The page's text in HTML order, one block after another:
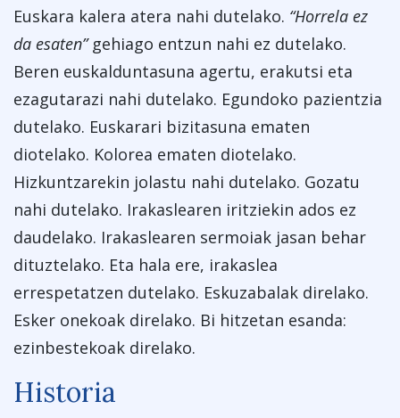
Euskara kalera atera nahi dutelako. “Horrela ez
da esaten”gehiago entzun nahi ez dutelako.
Beren euskalduntasuna agertu, erakutsi eta
ezagutarazi nahi dutelako. Egundoko pazientzia
dutelako. Euskarari bizitasuna ematen
diotelako. Kolorea ematen diotelako.
Hizkuntzarekin jolastu nahi dutelako. Gozatu
nahi dutelako. Irakaslearen iritziekin ados ez
daudelako. Irakaslearen sermoiak jasan behar
dituztelako. Eta hala ere, irakaslea
errespetatzen dutelako. Eskuzabalak direlako.
Esker onekoak direlako. Bi hitzetan esanda:
ezinbestekoak direlako.
Historia